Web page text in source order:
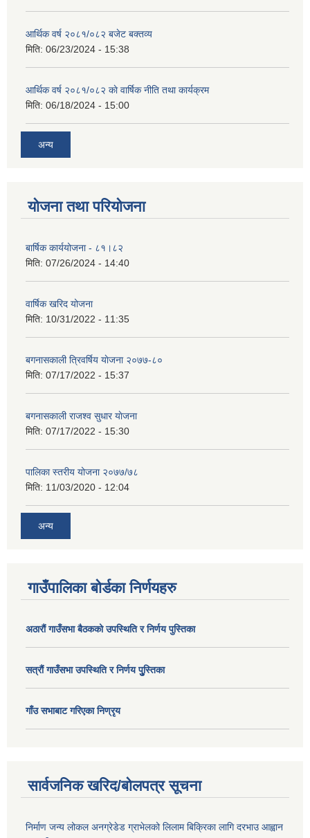
आर्थिक वर्ष २०८१/०८२ बजेट बक्तव्य
मिति: 06/23/2024 - 15:38
आर्थिक वर्ष २०८१/०८२ काे वार्षिक नीति तथा कार्यक्रम
मिति: 06/18/2024 - 15:00
अन्य
योजना तथा परियोजना
बार्षिक कार्ययोजना - ८१।८२
मिति: 07/26/2024 - 14:40
वार्षिक खरिद योजना
मिति: 10/31/2022 - 11:35
बगनासकाली त्रिवर्षिय याेजना २०७७-८०
मिति: 07/17/2022 - 15:37
बगनासकाली राजश्व सुधार याेजना
मिति: 07/17/2022 - 15:30
पालिका स्तरीय योजना २०७७/७८
मिति: 11/03/2020 - 12:04
अन्य
गाउँपालिका बोर्डका निर्णयहरु
अठाराैं गाउँसभा बैठकको उपस्थिति र निर्णय पुस्तिका
सत्राैं गाउँसभा उपस्थिति र निर्णय पुु्स्तिका
गाँउ सभाबाट गरिएका निण्रृय
सार्वजनिक खरिद/बोलपत्र सूचना
निर्माण जन्य लोकल अनग्रेडेड ग्राभेलको लिलाम बिक्रिका लागि दरभाउ आह्वान